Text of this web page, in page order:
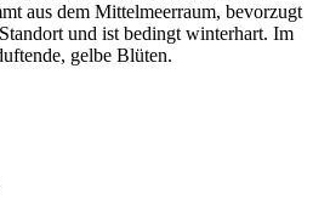
aus dem Mittelmeerraum, bevorzugt
und ist bedingt winterhart. Im
gelbe Blüten.